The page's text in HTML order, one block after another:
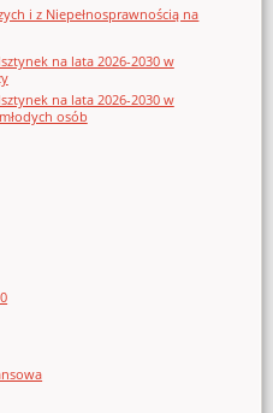
i z Niepełnosprawnością na
na lata 2026-2030 w
na lata 2026-2030 w
osób